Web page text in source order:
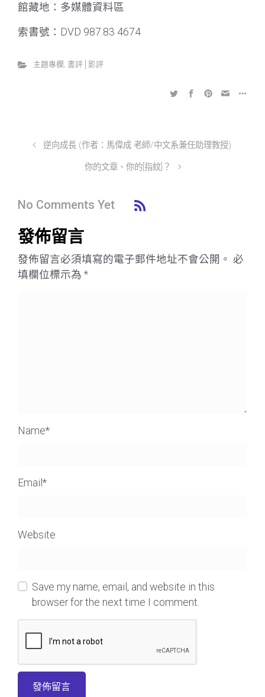
館藏地：多媒體資料區
索書號：DVD 987.83 4674
主題專欄 , 書評│影評
逆向成長 (作者：馬偉成 老師/中文系兼任助理教授)
你的文章、你的[指紋]？
No Comments Yet
發佈留言
發佈留言必須填寫的電子郵件地址不會公開。 必
填欄位標示為 *
Name*
Email *
Website
Save my name, email, and website in this
browser for the next time I comment.